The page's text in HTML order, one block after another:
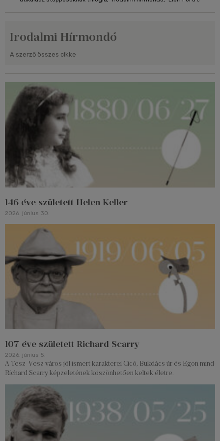
Irodalmi Hírmondó
A szerző összes cikke
146 éve született Helen Keller
2026. június 30.
107 éve született Richard Scarry
2026. június 5.
A Tesz-Vesz város jól ismert karakterei Cicó, Bukdács úr és Egon mind
Richard Scarry képzeletének köszönhetően keltek életre.